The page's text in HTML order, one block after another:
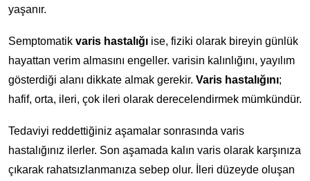
yaşanır.
Semptomatik varis hastalığı ise, fiziki olarak bireyin günlük
hayattan verim almasını engeller. varisin kalınlığını, yayılım
gösterdiği alanı dikkate almak gerekir. Varis hastalığını;
hafif, orta, ileri, çok ileri olarak derecelendirmek mümkündür.
Tedaviyi reddettiğiniz aşamalar sonrasında varis
hastalığınız ilerler. Son aşamada kalın varis olarak karşınıza
çıkarak rahatsızlanmanıza sebep olur. İleri düzeyde oluşan